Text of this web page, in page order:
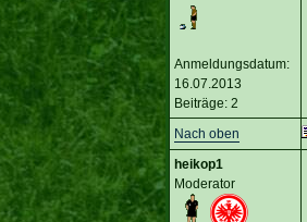
Anmeldungsdatum:
16.07.2013
Beiträge: 2
Nach oben
heikop1
Moderator